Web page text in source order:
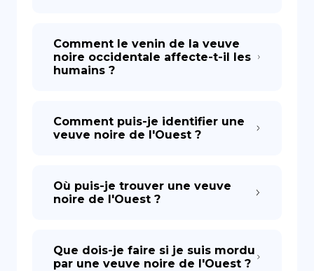
Comment le venin de la veuve
noire occidentale affecte-t-il les
humains ?
Comment puis-je identifier une
veuve noire de l'Ouest ?
Où puis-je trouver une veuve
noire de l'Ouest ?
Que dois-je faire si je suis mordu
par une veuve noire de l'Ouest ?